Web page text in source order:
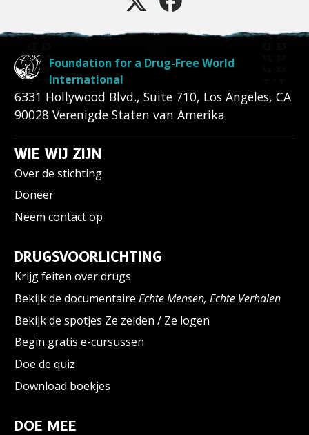
Foundation for a Drug-Free World
International
6331 Hollywood Blvd., Suite 710, Los Angeles, CA
90028 Verenigde Staten van Amerika
WIE WIJ ZIJN
Over de stichting
Doneer
Neem contact op
DRUGSVOORLICHTING
Krijg feiten over drugs
Bekijk de documentaire Echte Mensen, Echte Verhalen
Bekijk de spotjes Ze zeiden / Ze logen
Begin gratis e-cursussen
Doe de quiz
Download boekjes
DOE MEE